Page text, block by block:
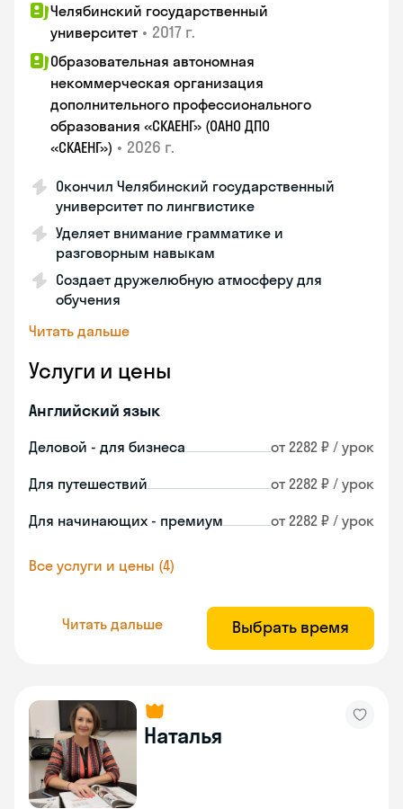
Челябинский государственный
университет • 2017 г.
Образовательная автономная
некоммерческая организация
дополнительного профессионального
образования «СКАЕНГ» (ОАНО ДПО
«СКАЕНГ») • 2026 г.
Окончил Челябинский государственный
университет по лингвистике
Уделяет внимание грамматике и
разговорным навыкам
Создает дружелюбную атмосферу для
обучения
Читать дальше
Услуги и цены
Английский язык
Деловой - для бизнеса от 2282 ₽ / урок
Для путешествий от 2282 ₽ / урок
Для начинающих - премиум от 2282 ₽ / урок
Все услуги и цены (4)
Читать дальше Выбрать время
Наталья